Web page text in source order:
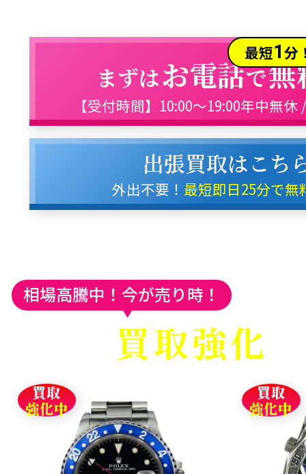
最短1分
まずはお電話で無
【受付時間】10:00～19:00年中無休
出張買取はこち
外出不要！ 最短即日25分で無
相場高騰中！今が売り時！
買取強化
買取
強化中
買取
強化中